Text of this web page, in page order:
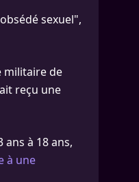
sexuel",
militaire de
reçu une
ans à 18 ans,
à une